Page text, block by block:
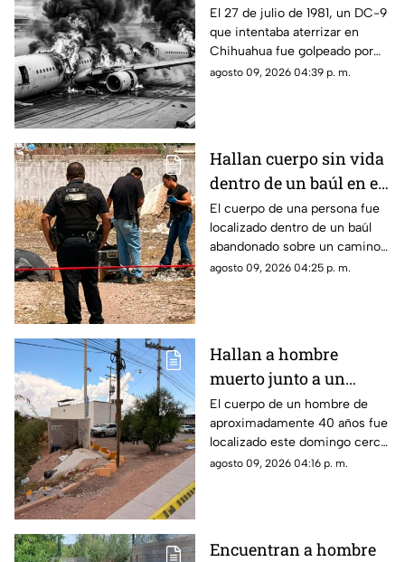
Chihuahua:
recordando la tragedia
del vuelo 230
El 27 de julio de 1981, un DC-9
que intentaba aterrizar en
Chihuahua fue golpeado por
una fuerte tormenta, salió de la
agosto 09, 2026 04:39 p. m.
Hallan cuerpo sin vida
dentro de un baúl en el
complejo industrial
Nombre de Dios
El cuerpo de una persona fue
localizado dentro de un baúl
abandonado sobre un camino
de terracería.
agosto 09, 2026 04:25 p. m.
Hallan a hombre
muerto junto a un
arroyo en Chihuahua;
investigan herida en el
cuello
El cuerpo de un hombre de
aproximadamente 40 años fue
localizado este domingo cerca
de un arroyo, en las
agosto 09, 2026 04:16 p. m.
Encuentran a hombre